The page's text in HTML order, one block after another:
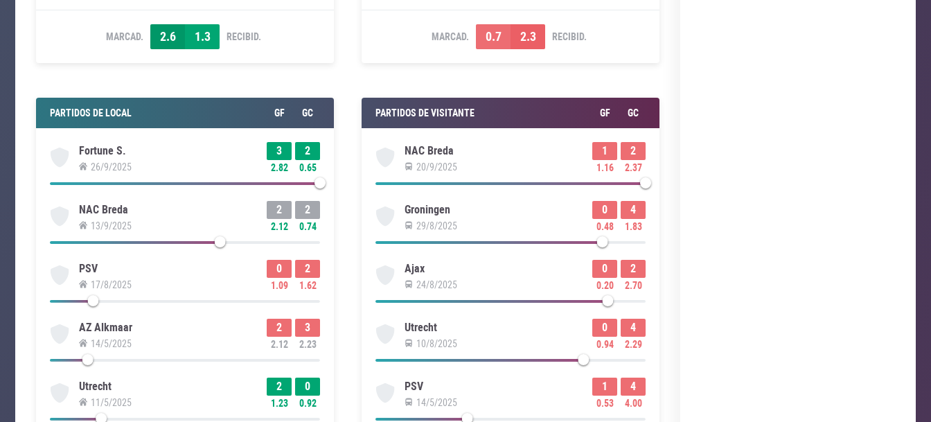
MARCAD. 2.6 1.3 RECIBID.
PARTIDOS DE LOCAL GF GC
Fortune S.
26/9/2025
3
2.82
2
0.65
NAC Breda
13/9/2025
2
2.12
2
0.74
PSV
17/8/2025
0
1.09
2
1.62
AZ Alkmaar
14/5/2025
2
2.12
3
2.23
Utrecht
11/5/2025
2
1.23
0
0.92
MARCAD. 0.7 2.3 RECIBID.
PARTIDOS DE VISITANTE GF GC
NAC Breda
20/9/2025
1
1.16
2
2.37
Groningen
29/8/2025
0
0.48
4
1.83
Ajax
24/8/2025
0
0.20
2
2.70
Utrecht
10/8/2025
0
0.94
4
2.29
PSV
14/5/2025
1
0.53
4
4.00